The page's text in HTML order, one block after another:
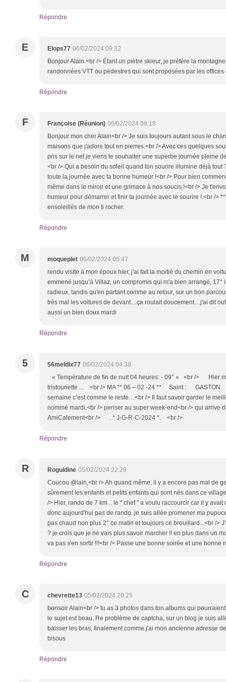
Répondre
E Elops77 06/02/2024 09:32
Bonjour Alain.<br /> Étant un piètre skieur, je préfère la
randonnées VTT ou pédestres qui sont proposées par les
Répondre
F Françoise (Réunion) 06/02/2024 08:18
Bonjour mon cher Alain<br /> Je suis toujours autant sous le
maisons que j'adore tout en pierres.<br /> Avec ces quelques
pris sur le net je viens te souhaiter une superbe journée pleine
<br /> Qui a besoin du soleil quand ton sourire illumine déjà tout
toute la journée avec ta bonne humeur !<br /> Pour bien
même dans le miroir et une grimace à nos soucis !<br /> Je
humeur pour démarrer et finir ta journée avec le sourire !.<br />
ensoleillés de mon ti rocher.
Répondre
M moqueplet 06/02/2024 05:47
rendu visite à mon époux hier, j'ai fait la moitié du chemin en
emmené jusqu’à Villaz, un compromis qui m'a bien arrangé,
radieux, tandis qu'en partant comme au retour, sur un bon
très mal les voitures de devant....ça roulait doucement....j'ai dit
aussi un bien doux mardi
Répondre
5 56meldix77 06/02/2024 04:38
« Température de fin de nuit 04 heures: - 09° » <br /> Hier
tristounette ... <br /> MA ** 06 – 02 -24 ** Saint : GASTON
semaine c’est comme le reste…<br /> Il faut savoir garder le
nommé mardi,<br /> penser au super week-end<br /> qui arrive
AmiCalement<br /> . * J-G-R-C-2024 *. <br />
Répondre
R Roguidine 05/02/2024 22:29
Coucou @lain,<br /> Ah quand même, il y a encore pas mal de
sûrement les enfants et petits enfants qui sont nés dans ce
/> Hier, rando de 7 km .. le " chef " a voulu raccourcir car il y
donc aujourd'hui pas de rando..je suis allée promener ma
pas chaud non plus 2° ce matin et toujours ce brouillard...<br />
? je crois que je ne vais plus savoir marcher !! en plus dans un
va pas s'en sortir !!!<br /> Passe une bonne soirée et une bonne
Répondre
C chevrette13 05/02/2024 20:25
bonsoir Alain<br /> tu as 3 photos dans ton albums qui
le sujet est beau. Re problème de captcha, sur un blog je suis
baisser les bras, finalement comme j'ai mon ancienne adresse
bisous
Répondre